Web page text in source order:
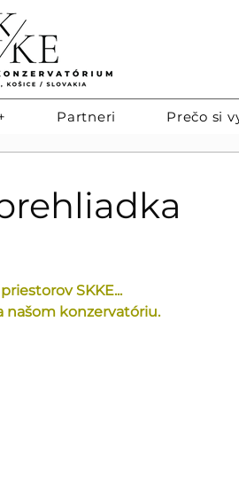
Partneri Prečo si
SKKE...
našom konzervatóriu.